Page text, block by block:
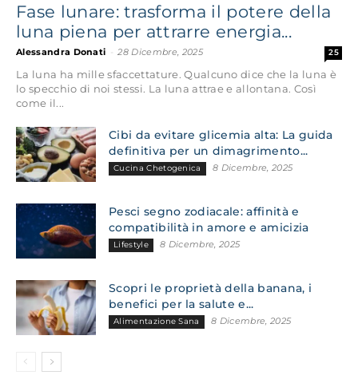
Fase lunare: trasforma il potere della
luna piena per attrarre energia...
Alessandra Donati 28 Dicembre, 2025 25
La luna ha mille sfaccettature. Qualcuno dice che la luna è
lo specchio di noi stessi. La luna attrae e allontana. Così
come il...
Cibi da evitare glicemia alta: La guida
definitiva per un dimagrimento...
Cucina Chetogenica 8 Dicembre, 2025
Pesci segno zodiacale: affinità e
compatibilità in amore e amicizia
Lifestyle 8 Dicembre, 2025
Scopri le proprietà della banana, i
benefici per la salute e...
Alimentazione Sana 8 Dicembre, 2025